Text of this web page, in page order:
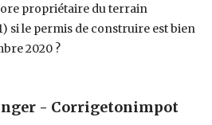
propriétaire du terrain
si le permis de construire est bien
2020 ?
- Corrigetonimpot